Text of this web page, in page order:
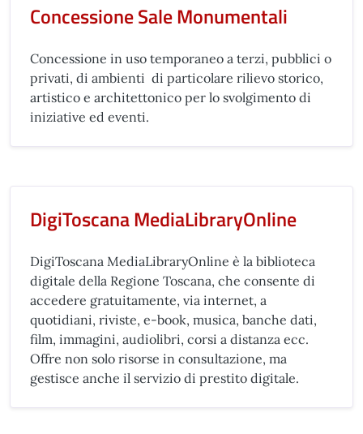
Concessione Sale Monumentali
Concessione in uso temporaneo a terzi, pubblici o
privati, di ambienti di particolare rilievo storico,
artistico e architettonico per lo svolgimento di
iniziative ed eventi.
DigiToscana MediaLibraryOnline
DigiToscana MediaLibraryOnline è la biblioteca
digitale della Regione Toscana, che consente di
accedere gratuitamente, via internet, a
quotidiani, riviste, e-book, musica, banche dati,
film, immagini, audiolibri, corsi a distanza ecc.
Offre non solo risorse in consultazione, ma
gestisce anche il servizio di prestito digitale.